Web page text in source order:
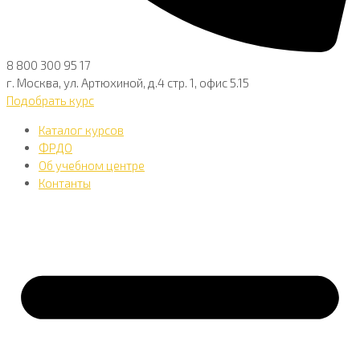
8 800 300 95 17
г. Москва, ул. Артюхиной, д.4 стр. 1, офис 5.15
Подобрать курс
Каталог курсов
ФРДО
Об учебном центре
Контанты